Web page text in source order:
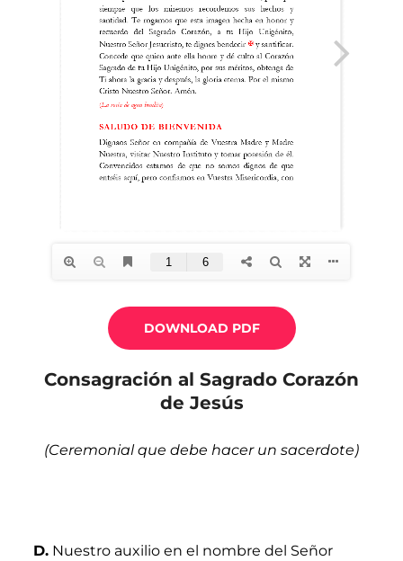
DOWNLOAD PDF
Consagración al Sagrado Corazón
de Jesús
(Ceremonial que debe hacer un sacerdote)
D. Nuestro auxilio en el nombre del Señor